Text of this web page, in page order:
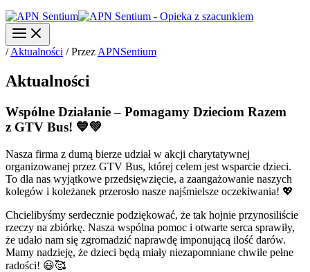
/Aktualności / Przez APNSentium
Aktualności
Wspólne Działanie – Pomagamy Dzieciom Razem
z GTV Bus! 💙💚
Nasza firma z dumą bierze udział w akcji charytatywnej
organizowanej przez GTV Bus, której celem jest wsparcie dzieci.
To dla nas wyjątkowe przedsięwzięcie, a zaangażowanie naszych
kolegów i koleżanek przerosło nasze najśmielsze oczekiwania! 💖
Chcielibyśmy serdecznie podziękować, że tak hojnie przynosiliście
rzeczy na zbiórkę. Nasza wspólna pomoc i otwarte serca sprawiły,
że udało nam się zgromadzić naprawdę imponującą ilość darów.
Mamy nadzieję, że dzieci będą miały niezapomniane chwile pełne
radości! 😃🥰